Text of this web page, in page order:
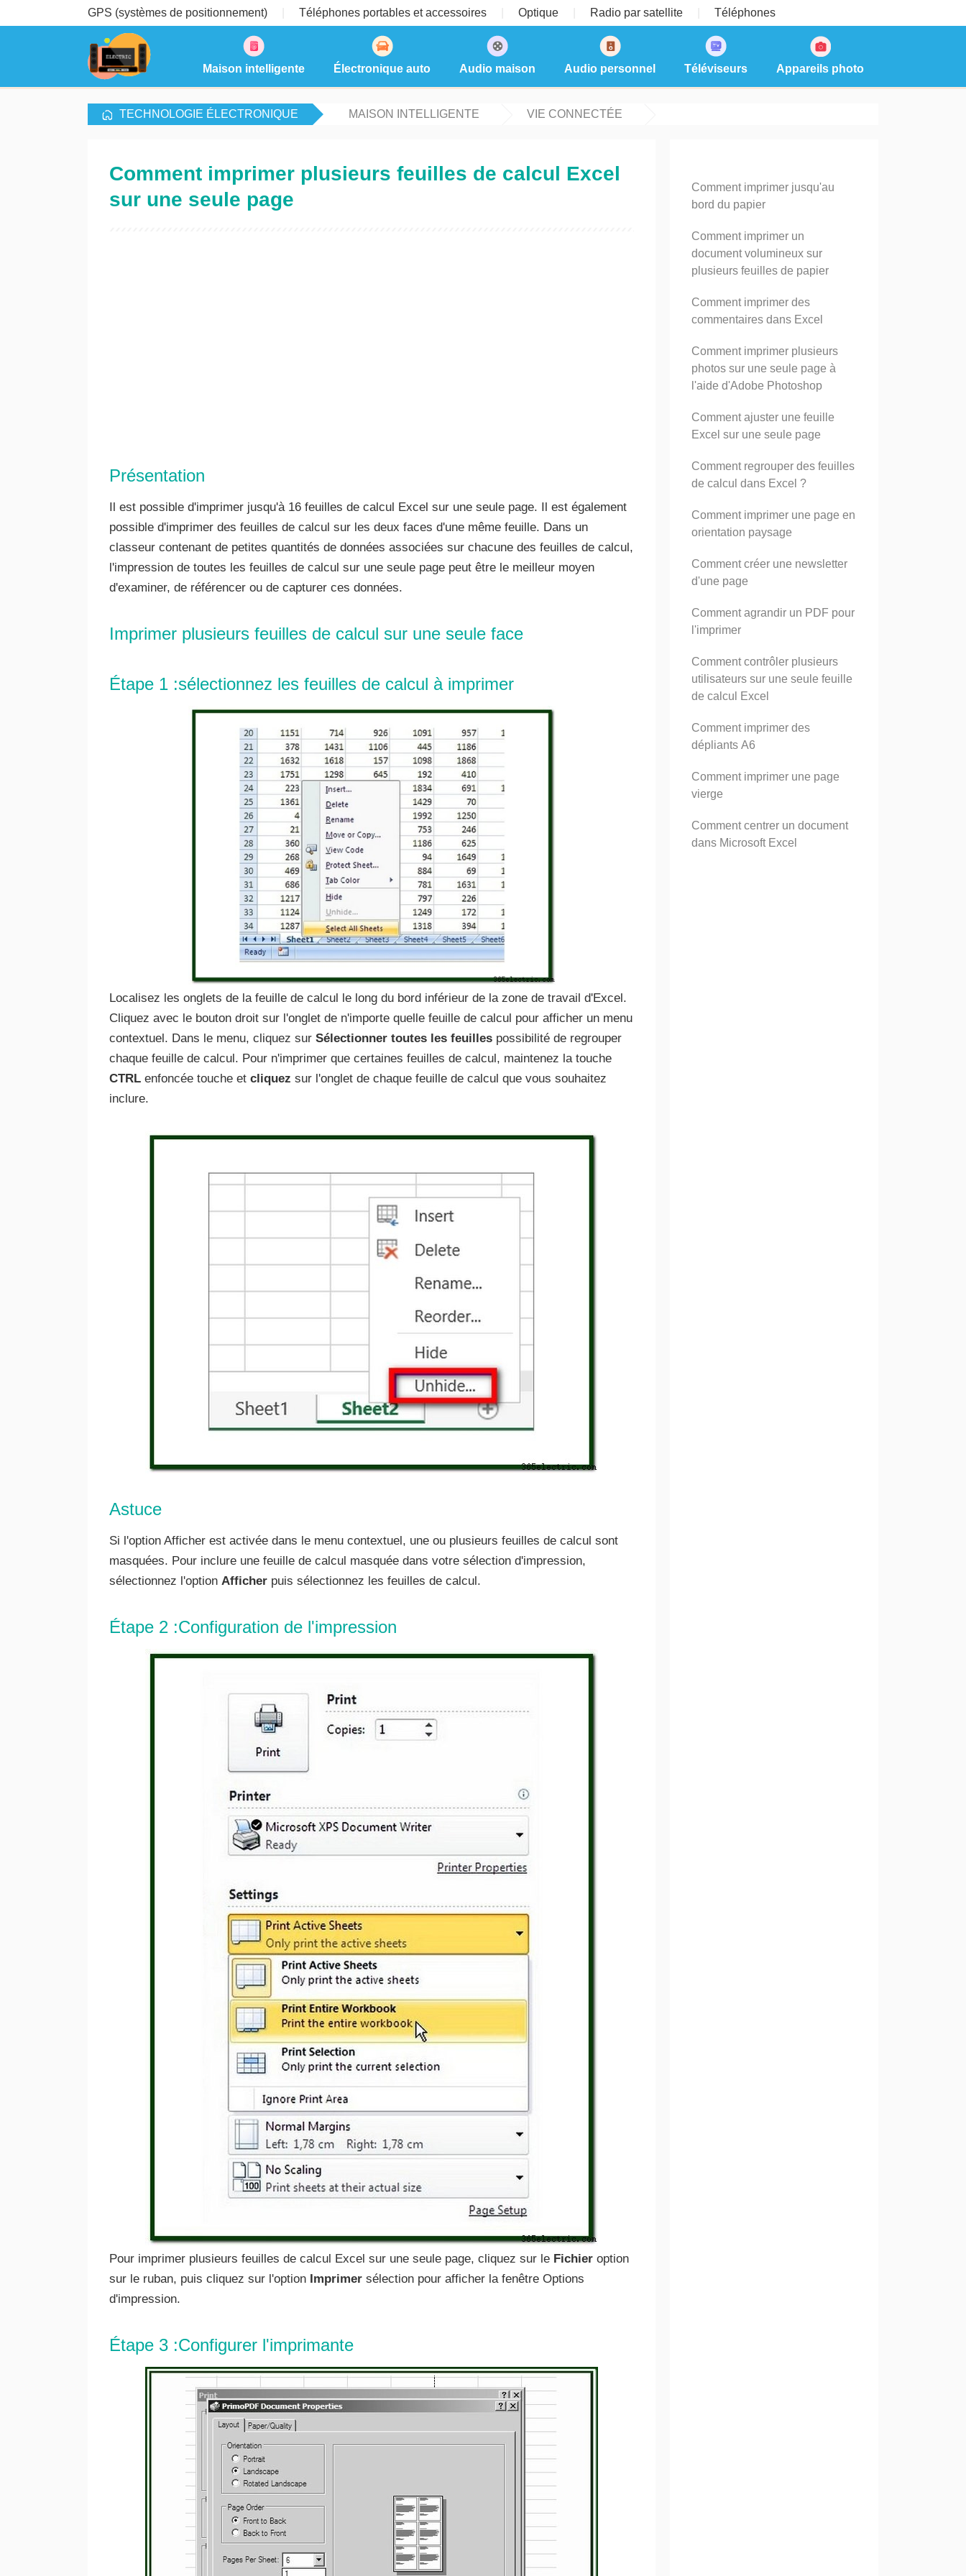
GPS (systèmes de positionnement) Téléphones portables et accessoires Optique Radio par satellite Téléphones
Maison intelligente Électronique auto Audio maison Audio personnel Téléviseurs Appareils photo
TECHNOLOGIE ÉLECTRONIQUE MAISON INTELLIGENTE VIE CONNECTÉE
Comment imprimer plusieurs feuilles de calcul Excel
sur une seule page
Présentation
Il est possible d'imprimer jusqu'à 16 feuilles de calcul Excel sur une seule page. Il est également
possible d'imprimer des feuilles de calcul sur les deux faces d'une même feuille. Dans un
classeur contenant de petites quantités de données associées sur chacune des feuilles de calcul,
l'impression de toutes les feuilles de calcul sur une seule page peut être le meilleur moyen
d'examiner, de référencer ou de capturer ces données.
Imprimer plusieurs feuilles de calcul sur une seule face
Étape 1 :sélectionnez les feuilles de calcul à imprimer
Localisez les onglets de la feuille de calcul le long du bord inférieur de la zone de travail d'Excel.
Cliquez avec le bouton droit sur l'onglet de n'importe quelle feuille de calcul pour afficher un menu
contextuel. Dans le menu, cliquez sur Sélectionner toutes les feuilles possibilité de regrouper
chaque feuille de calcul. Pour n'imprimer que certaines feuilles de calcul, maintenez la touche
CTRL enfoncée touche et cliquez sur l'onglet de chaque feuille de calcul que vous souhaitez
inclure.
Astuce
Si l'option Afficher est activée dans le menu contextuel, une ou plusieurs feuilles de calcul sont
masquées. Pour inclure une feuille de calcul masquée dans votre sélection d'impression,
sélectionnez l'option Afficher puis sélectionnez les feuilles de calcul.
Étape 2 :Configuration de l'impression
Pour imprimer plusieurs feuilles de calcul Excel sur une seule page, cliquez sur le Fichier option
sur le ruban, puis cliquez sur l'option Imprimer sélection pour afficher la fenêtre Options
d'impression.
Étape 3 :Configurer l'imprimante
Comment imprimer jusqu'au
bord du papier
Comment imprimer un
document volumineux sur
plusieurs feuilles de papier
Comment imprimer des
commentaires dans Excel
Comment imprimer plusieurs
photos sur une seule page à
l'aide d'Adobe Photoshop
Comment ajuster une feuille
Excel sur une seule page
Comment regrouper des feuilles
de calcul dans Excel ?
Comment imprimer une page en
orientation paysage
Comment créer une newsletter
d'une page
Comment agrandir un PDF pour
l'imprimer
Comment contrôler plusieurs
utilisateurs sur une seule feuille
de calcul Excel
Comment imprimer des
dépliants A6
Comment imprimer une page
vierge
Comment centrer un document
dans Microsoft Excel